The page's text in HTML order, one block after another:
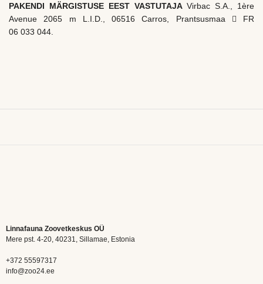
PAKENDI MÄRGISTUSE EEST VASTUTAJAVirbac S.A., 1ère
Avenue 2065 m L.I.D., 06516 Carros, Prantsusmaa  FR
06 033 044.
Linnafauna Zoovetkeskus OÜ
Mere pst. 4-20, 40231, Sillamae, Estonia
+372 55597317
info@zoo24.ee